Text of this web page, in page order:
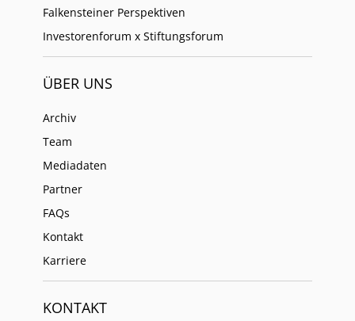
Falkensteiner Perspektiven
Investorenforum x Stiftungsforum
ÜBER UNS
Archiv
Team
Mediadaten
Partner
FAQs
Kontakt
Karriere
KONTAKT